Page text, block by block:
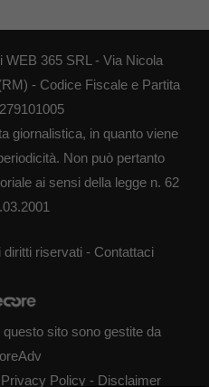
WEB 365 SRL - Via Nicola
- Codice Fiscale e Partita
giornalistica, in quanto viene
Non può pertanto
ai sensi della legge n. 62
diritti riservati - Contattaci
sito sono gestite da
Privacy Policy - Disclaimer